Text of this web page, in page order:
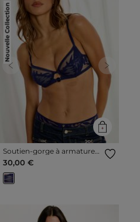
Nouvelle Collection
Previous Next
Soutien-gorge à armatures
bleu marine femme
30,00 €